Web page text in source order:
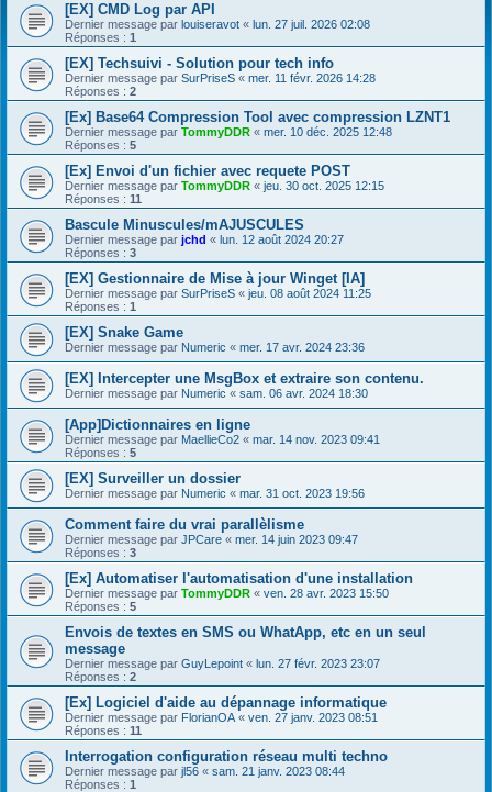
[EX] CMD Log par API
Dernier message par louiseravot « lun. 27 juil. 2026 02:08
Réponses : 1
[EX] Techsuivi - Solution pour tech info
Dernier message par SurPriseS « mer. 11 févr. 2026 14:28
Réponses : 2
[Ex] Base64 Compression Tool avec compression LZNT1
Dernier message par TommyDDR « mer. 10 déc. 2025 12:48
Réponses : 5
[Ex] Envoi d'un fichier avec requete POST
Dernier message par TommyDDR « jeu. 30 oct. 2025 12:15
Réponses : 11
Bascule Minuscules/mAJUSCULES
Dernier message par jchd « lun. 12 août 2024 20:27
Réponses : 3
[EX] Gestionnaire de Mise à jour Winget [IA]
Dernier message par SurPriseS « jeu. 08 août 2024 11:25
Réponses : 1
[EX] Snake Game
Dernier message par Numeric « mer. 17 avr. 2024 23:36
[EX] Intercepter une MsgBox et extraire son contenu.
Dernier message par Numeric « sam. 06 avr. 2024 18:30
[App]Dictionnaires en ligne
Dernier message par MaellieCo2 « mar. 14 nov. 2023 09:41
Réponses : 5
[EX] Surveiller un dossier
Dernier message par Numeric « mar. 31 oct. 2023 19:56
Comment faire du vrai parallèlisme
Dernier message par JPCare « mer. 14 juin 2023 09:47
Réponses : 3
[Ex] Automatiser l'automatisation d'une installation
Dernier message par TommyDDR « ven. 28 avr. 2023 15:50
Réponses : 5
Envois de textes en SMS ou WhatApp, etc en un seul
message
Dernier message par GuyLepoint « lun. 27 févr. 2023 23:07
Réponses : 2
[Ex] Logiciel d'aide au dépannage informatique
Dernier message par FlorianOA « ven. 27 janv. 2023 08:51
Réponses : 11
Interrogation configuration réseau multi techno
Dernier message par jl56 « sam. 21 janv. 2023 08:44
Réponses : 1